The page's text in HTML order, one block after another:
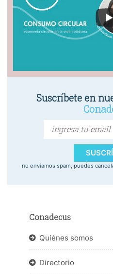
Suscríbete en
no enviamos spam, puedes
Conadecus
Quiénes somos
Directorio